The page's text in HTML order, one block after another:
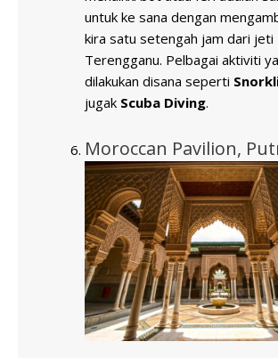
untuk ke sana dengan
kira satu setengah jam dari jeti
Terengganu. Pelbagai aktiviti
dilakukan disana seperti
jugak Scuba Diving.
Moroccan Pavilion,